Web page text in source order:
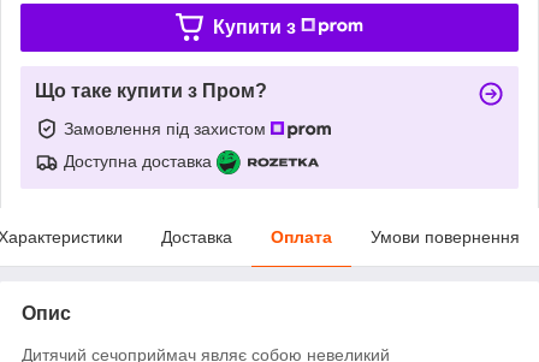
Купити з
Що таке купити з Пром?
Замовлення під захистом
Доступна доставка
Доставка Оплата Умови повернення
Опис
Дитячий сечоприймач являє собою невеликий